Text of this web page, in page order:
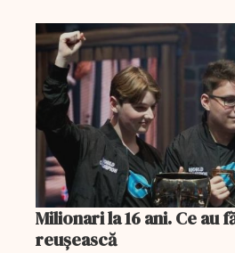
dar cu siguranță...
Milionari la 16 ani. Ce au
reușească